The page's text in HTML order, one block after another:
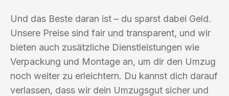
Und das Beste daran ist – du sparst dabei Geld.
Unsere Preise sind fair und transparent, und wir
bieten auch zusätzliche Dienstleistungen wie
Verpackung und Montage an, um dir den Umzug
noch weiter zu erleichtern. Du kannst dich darauf
verlassen, dass wir dein Umzugsgut sicher und